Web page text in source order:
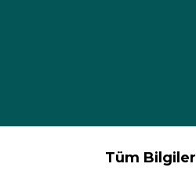
Tüm Bilgiler